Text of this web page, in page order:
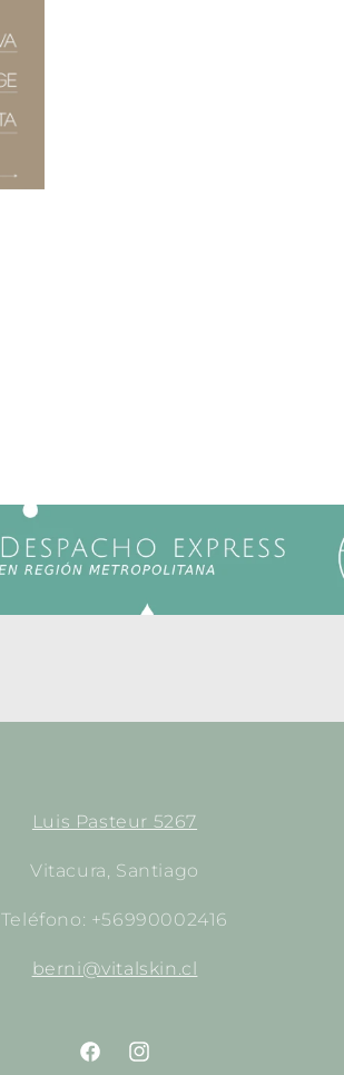
Luis Pasteur 5267
Vitacura, Santiago
Teléfono: +56990002416
berni@vitalskin.cl
https://www.facebook.com/
http://instagram.com/